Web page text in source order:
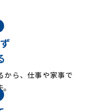
から、仕事や家事で